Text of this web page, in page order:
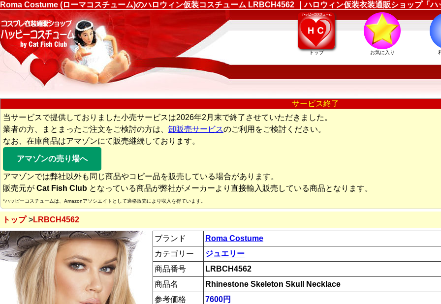
Roma Costume (ローマコスチューム)のハロウィン仮装コスチューム LRBCH4562 ｜ハロウィン仮装衣装通販ショップ「ハ
トップ お気に入り
サービス終了
当サービスで提供しておりました小売サービスは2026年2月末で終了させていただきました。
業者の方、まとまったご注文をご検討の方は、 卸販売サービスのご利用をご検討ください。
なお、在庫商品はアマゾンにて販売継続しております。
アマゾンの売り場へ
アマゾンでは弊社以外も同じ商品やコピー品を販売している場合があります。
販売元が Cat Fish Club となっている商品が弊社がメーカーより直接輸入販売している商品となります。
*ハッピーコスチュームは、Amazonアソシエイトとして適格販売により収入を得ています。
トップ LRBCH4562
ブランド
Roma Costume
カテゴリー
ジュエリー
商品番号
LRBCH4562
商品名
Rhinestone Skeleton Skull Necklace
参考価格
7600円